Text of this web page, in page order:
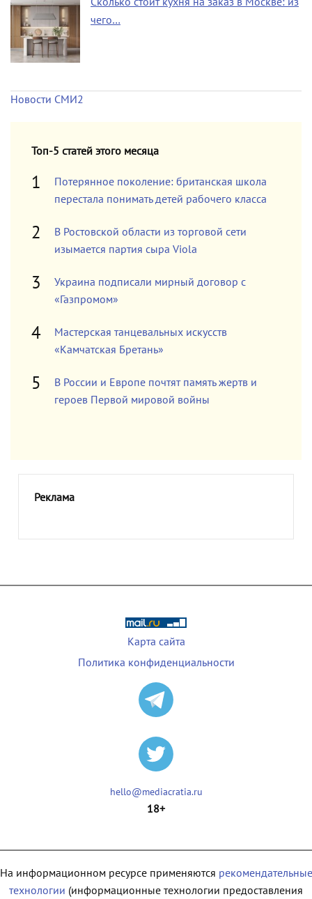
чего…
Новости СМИ2
Топ-5 статей этого месяца
Потерянное поколение: британская школа
перестала понимать детей рабочего класса
В Ростовской области из торговой сети
изымается партия сыра Viola
Украина подписали мирный договор с
«Газпромом»
Мастерская танцевальных искусств
«Камчатская Бретань»
В России и Европе почтят память жертв и
героев Первой мировой войны
Реклама
Карта сайта
Политика конфиденциальности
hello@mediacratia.ru
18+
На информационном ресурсе применяются рекомендательные
технологии (информационные технологии предоставления